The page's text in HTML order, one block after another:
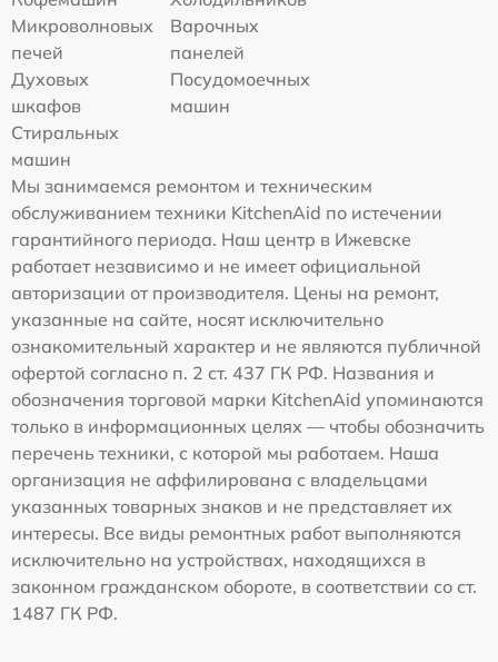
Микроволновых
печей
Варочных
панелей
Духовых
шкафов
Посудомоечных
машин
Стиральных
машин
Мы занимаемся ремонтом и техническим
обслуживанием техники KitchenAid по истечении
гарантийного периода. Наш центр в Ижевске
работает независимо и не имеет официальной
авторизации от производителя. Цены на ремонт,
указанные на сайте, носят исключительно
ознакомительный характер и не являются публичной
офертой согласно п. 2 ст. 437 ГК РФ. Названия и
обозначения торговой марки KitchenAid упоминаются
только в информационных целях — чтобы обозначить
перечень техники, с которой мы работаем. Наша
организация не аффилирована с владельцами
указанных товарных знаков и не представляет их
интересы. Все виды ремонтных работ выполняются
исключительно на устройствах, находящихся в
законном гражданском обороте, в соответствии со ст.
1487 ГК РФ.